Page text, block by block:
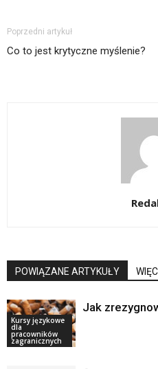
Poprzedni artykuł
Co to jest krytyczne myślenie?
POWIĄZANE ARTYKUŁY
Kursy językowe
dla
pracowników
zagranicznych
Jak